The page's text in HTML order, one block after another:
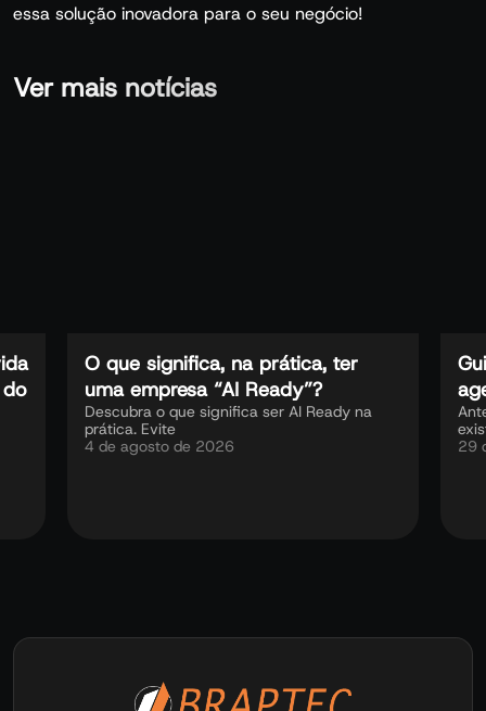
essa solução inovadora para o seu negócio!
Ver mais notícias
O que significa, na prática, ter
uma empresa “AI Ready”?
Descubra o que significa ser AI Ready na
prática. Evite
4 de agosto de 2026
29